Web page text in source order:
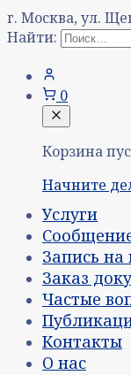
г. Москва, ул.
Найти:
0
Корзина
Начните
Услуги
Запись
Заказ
Частые
Контакты
О нас